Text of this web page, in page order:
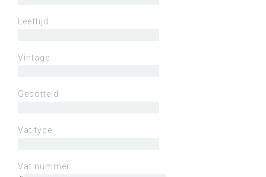
Leeftijd
Vintage
Gebotteld
Vat type
Vat nummer